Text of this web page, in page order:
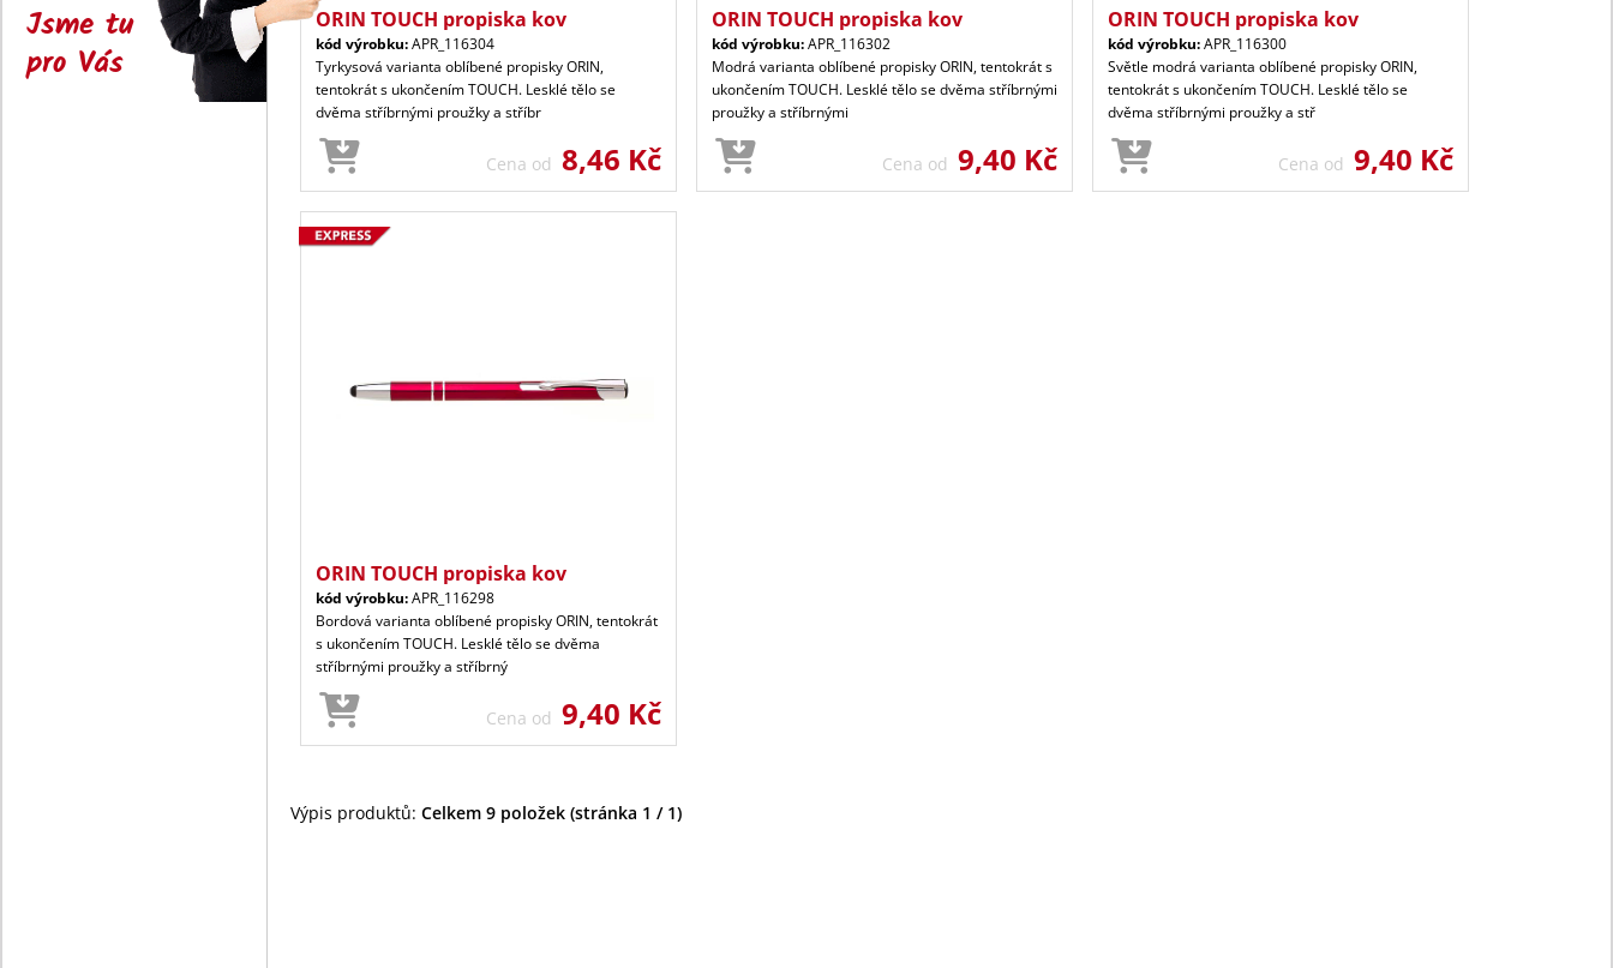
Jsme tu
pro Vás
ORIN TOUCH propiska kov
kód výrobku:APR_116304
Tyrkysová varianta oblíbené propisky ORIN,
tentokrát s ukončením TOUCH. Lesklé tělo se
dvěma stříbrnými proužky a stříbr
Cena od 8,46 Kč
ORIN TOUCH propiska kov
kód výrobku:APR_116302
Modrá varianta oblíbené propisky ORIN, tentokrát s
ukončením TOUCH. Lesklé tělo se dvěma stříbrnými
proužky a stříbrnými
Cena od 9,40 Kč
ORIN TOUCH propiska kov
kód výrobku:APR_116300
Světle modrá varianta oblíbené propisky ORIN,
tentokrát s ukončením TOUCH. Lesklé tělo se
dvěma stříbrnými proužky a stř
Cena od 9,40 Kč
ORIN TOUCH propiska kov
kód výrobku:APR_116298
Bordová varianta oblíbené propisky ORIN, tentokrát
s ukončením TOUCH. Lesklé tělo se dvěma
stříbrnými proužky a stříbrný
Cena od 9,40 Kč
Výpis produktů: Celkem 9 položek (stránka 1 / 1)